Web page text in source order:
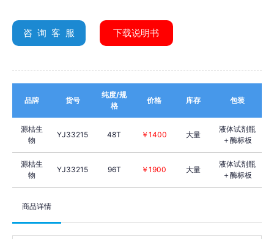
咨 询 客 服 下载说明书
品牌 货号
纯度/规
格
价格 库存 包装
源桔生
物
YJ33215 48T ￥1400 大量
液体试剂瓶
＋酶标板
源桔生
物
YJ33215 96T ￥1900 大量
液体试剂瓶
＋酶标板
商品详情